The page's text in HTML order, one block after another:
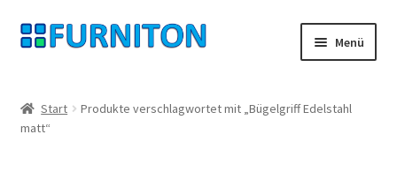
Zur
Navigation
Zum
Inhalt
Menü
Unsere Partner
Start
Produkte verschlagwortet mit „Bügelgriff Edelstahl
matt“